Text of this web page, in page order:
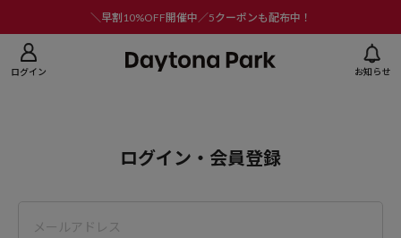
＼早割10%OFF開催中／5クーポンも配布中！
ログイン お知らせ
ログイン・会員登録